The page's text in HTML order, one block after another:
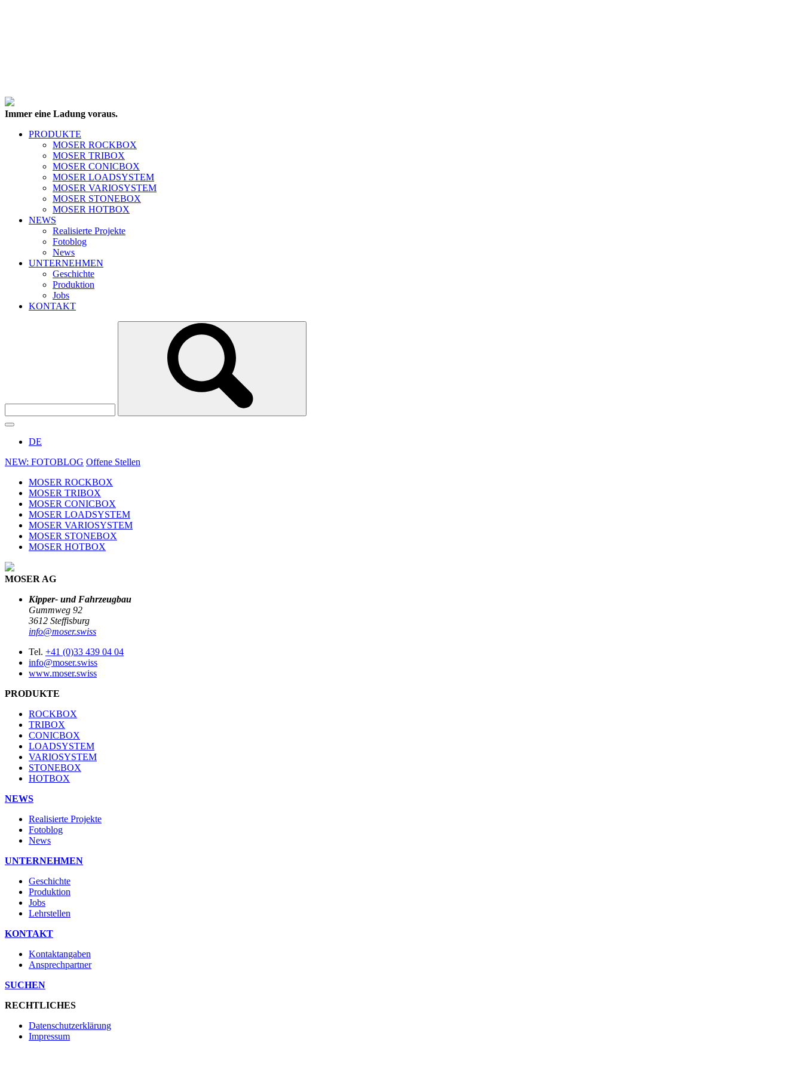
Immer eine Ladung voraus.
PRODUKTE
MOSER ROCKBOX
MOSER TRIBOX
MOSER CONICBOX
MOSER LOADSYSTEM
MOSER VARIOSYSTEM
MOSER STONEBOX
MOSER HOTBOX
NEWS
Realisierte Projekte
Fotoblog
News
UNTERNEHMEN
Geschichte
Produktion
Jobs
KONTAKT
DE
NEW: FOTOBLOG Offene Stellen
MOSER ROCKBOX
MOSER TRIBOX
MOSER CONICBOX
MOSER LOADSYSTEM
MOSER VARIOSYSTEM
MOSER STONEBOX
MOSER HOTBOX
MOSER AG
Kipper- und Fahrzeugbau
Gummweg 92
3612 Steffisburg
info@moser.swiss
Tel. +41 (0)33 439 04 04
info@moser.swiss
www.moser.swiss
PRODUKTE
ROCKBOX
TRIBOX
CONICBOX
LOADSYSTEM
VARIOSYSTEM
STONEBOX
HOTBOX
NEWS
Realisierte Projekte
Fotoblog
News
UNTERNEHMEN
Geschichte
Produktion
Jobs
Lehrstellen
KONTAKT
Kontaktangaben
Ansprechpartner
SUCHEN
RECHTLICHES
Datenschutzerklärung
Impressum